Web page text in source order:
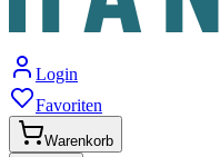
Login
Favoriten
Warenkorb